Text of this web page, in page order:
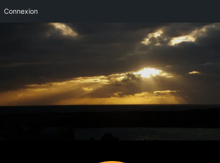
Connexion